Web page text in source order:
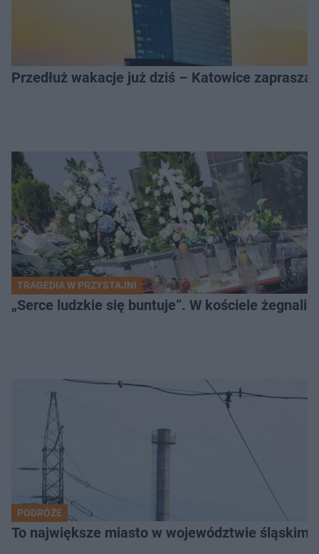
Przedłuż wakacje już dziś – Katowice
TRAGEDIA W PRZYSTAJNI
„Serce ludzkie się buntuje”. W kościele żegnali
PODRÓŻE
To największe miasto w województwie